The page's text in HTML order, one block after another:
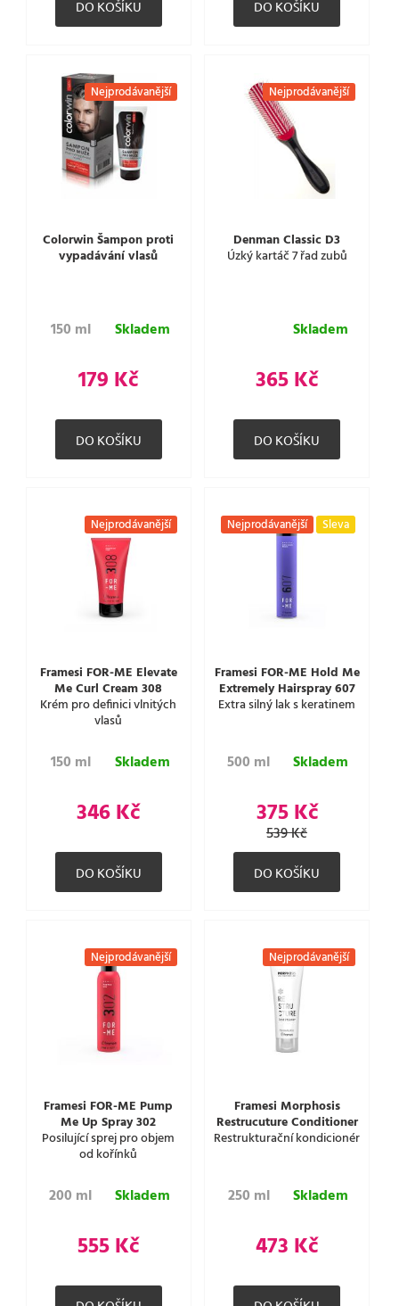
Nejprodávanější
Colorwin Šampon proti
vypadávání vlasů
150 ml Skladem
179 Kč
Nejprodávanější
Denman Classic D3
Úzký kartáč 7 řad zubů
Skladem
365 Kč
Nejprodávanější
Framesi FOR-ME Elevate
Me Curl Cream 308
Krém pro definici vlnitých
vlasů
150 ml Skladem
346 Kč
Nejprodávanější Sleva
Framesi FOR-ME Hold Me
Extremely Hairspray 607
Extra silný lak s keratinem
500 ml Skladem
375 Kč
539 Kč
Nejprodávanější
Framesi FOR-ME Pump
Me Up Spray 302
Posilující sprej pro objem
od kořínků
200 ml Skladem
555 Kč
Nejprodávanější
Framesi Morphosis
Restrucuture Conditioner
Restrukturační kondicionér
250 ml Skladem
473 Kč